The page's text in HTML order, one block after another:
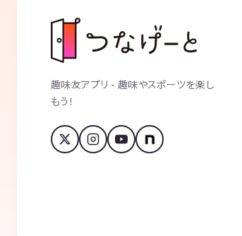
趣味友アプリ - 趣味やスポーツを楽し
もう！